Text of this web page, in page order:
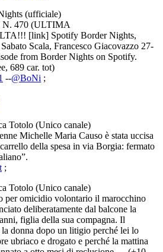
(ufficiale)
470 (ULTIMA
[link] Spotify Border Nights,
Scala, Francesco Giacovazzo 27-
from Border Nights on Spotify.
689 car. tot)
--@BoNi ;
Totolo (Unico canale)
Michelle Maria Causo è stata uccisa
della spesa in via Borgia: fermato
;
Totolo (Unico canale)
per omicidio volontario il marocchino
deliberatamente dal balcone la
figlia della sua compagna. Il
donna dopo un litigio perché lei lo
ubriaco e drogato e perché la mattina